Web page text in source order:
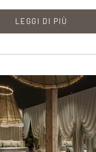
LEGGI DI PIÙ